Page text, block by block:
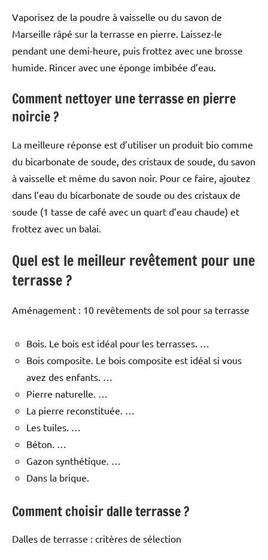
Vaporisez de la poudre à vaisselle ou du savon de
Marseille râpé sur la terrasse en pierre. Laissez-le
pendant une demi-heure, puis frottez avec une brosse
humide. Rincer avec une éponge imbibée d’eau.
Comment nettoyer une terrasse en pierre
noircie ?
La meilleure réponse est d’utiliser un produit bio comme
du bicarbonate de soude, des cristaux de soude, du savon
à vaisselle et même du savon noir. Pour ce faire, ajoutez
dans l’eau du bicarbonate de soude ou des cristaux de
soude (1 tasse de café avec un quart d’eau chaude) et
frottez avec un balai.
Quel est le meilleur revêtement pour une
terrasse ?
Aménagement : 10 revêtements de sol pour sa terrasse
Bois. Le bois est idéal pour les terrasses. …
Bois composite. Le bois composite est idéal si vous
avez des enfants. …
Pierre naturelle. …
La pierre reconstituée. …
Les tuiles. …
Béton. …
Gazon synthétique. …
Dans la brique.
Comment choisir dalle terrasse ?
Dalles de terrasse : critères de sélection